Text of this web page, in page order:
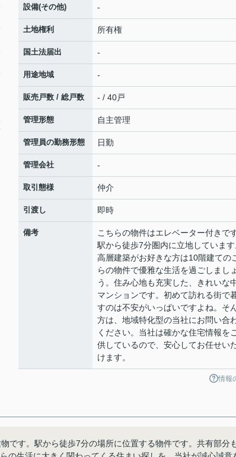
設備(その他) -
土地権利 所有権
国土法届出 -
用途地域 -
販売戸数 / 総戸数 - / 40戸
管理形態 自主管理
管理員の勤務形態 日勤
管理会社 -
取引態様 仲介
引渡し 即時
備考
こちらの物件はエレベーター付きで
駅から徒歩7分圏内に立地していま
高層建築がお好きな方は10階建ての
らの物件で優雅な生活を過ごしまし
う。住み心地も充実した、きれいな
マンションです。初めて訪れる街で
すのは不安がいっぱいですよね。そ
方は、地域特化型の当社にお問い合
ください。当社は確かな住宅情報を
供しているので、安心してお任せい
けます。
情報
です。駅から徒歩7分の場所に位置する物件です。共有部分